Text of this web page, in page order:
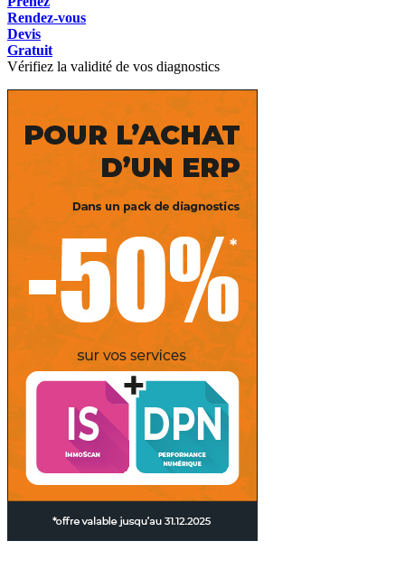
Rendez-vous
Devis
Gratuit
Vérifiez la validité de vos diagnostics